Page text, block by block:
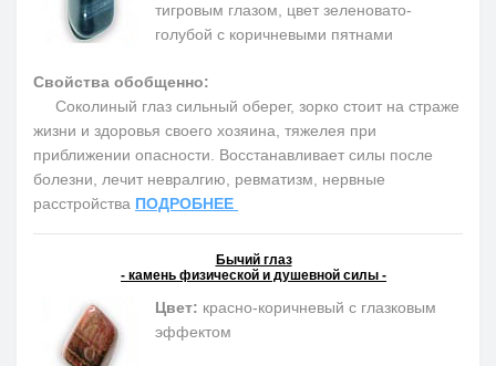
тигровым глазом, цвет зеленовато-
голубой с коричневыми пятнами
Свойства обобщенно:
Соколиный глаз сильный оберег, зорко стоит на страже
жизни и здоровья своего хозяина, тяжелея при
приближении опасности. Восстанавливает силы после
болезни, лечит невралгию, ревматизм, нервные
расстройства ПОДРОБНЕЕ
Бычий глаз
- камень физической и душевной силы -
Цвет: красно-коричневый с глазковым
эффектом